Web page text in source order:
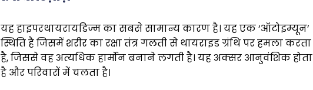
यह हाइपरथायरायडिज्म का सबसे सामान्य कारण है। यह एक ‘ऑटोइम्यून’
स्थिति है जिसमें शरीर का रक्षा तंत्र गलती से थायराइड ग्रंथि पर हमला करता
है, जिससे वह अत्यधिक हार्मोन बनाने लगती है। यह अक्सर आनुवंशिक होता
है और परिवारों में चलता है।